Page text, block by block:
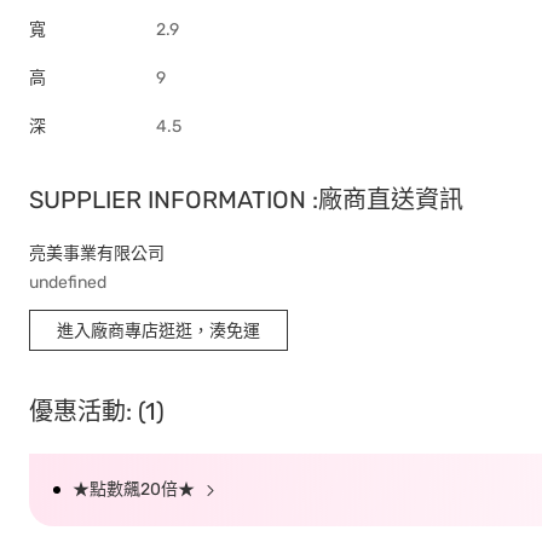
寬 2.9
高 9
深 4.5
SUPPLIER INFORMATION :廠商直送資訊
亮美事業有限公司
undefined
進入廠商專店逛逛，湊免運
優惠活動: (1)
★點數飆20倍★